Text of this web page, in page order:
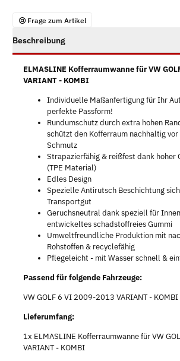
Frage zum Artikel
Beschreibung
ELMASLINE Kofferraumwanne für VW
VARIANT - KOMBI
Individuelle Maßanfertigung für Ihr
perfekte Passform!
Rundumschutz durch extra hohen
schützt den Kofferraum nachhaltig vor
Schmutz
Strapazierfähig & reißfest dank hoher
(TPE Material)
Edles Design
Spezielle Antirutsch Beschichtung
Transportgut
Geruchsneutral dank speziell für
entwickeltes schadstoffreies Gummi
Umweltfreundliche Produktion mit
Rohstoffen & recyclefähig
Pflegeleicht - mit Wasser schnell &
Passend für folgende Fahrzeuge:
VW GOLF 6 VI 2009-2013 VARIANT - KOMBI
Lieferumfang:
1x ELMASLINE Kofferraumwanne für VW
VARIANT - KOMBI